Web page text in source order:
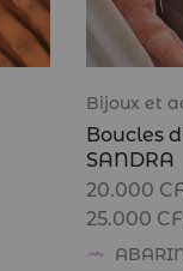
Bijoux et
Boucles
SANDRA
20.000
25.000